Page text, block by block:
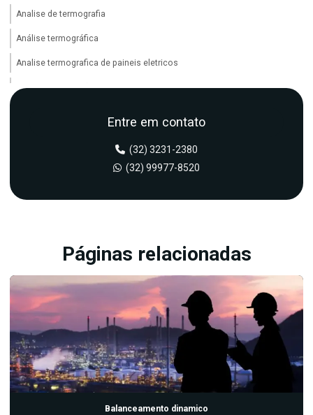
Analise de termografia
Análise termográfica
Analise termografica de paineis eletricos
Analise de vibração
Analise de vibração em redutores
Balanceamento estático
Balanceamento de maquinas rotativas
Balanceamento de rotores em campo
Empresa de analise de oleo
Empresa de analise de vibração
Empresa de balanceamento de rotores
Empresas de analise de vibração e termografia
Entre em contato
(32) 3231-2380
(32) 99977-8520
Páginas relacionadas
Balanceamento dinamico